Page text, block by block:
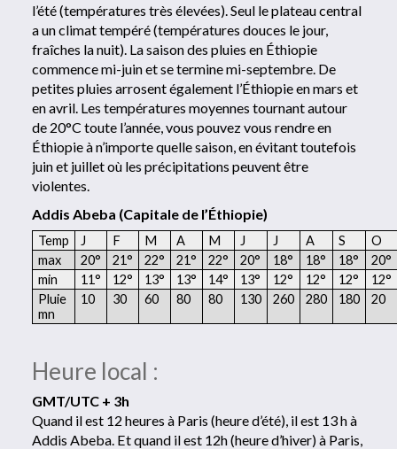
l’été (températures très élevées). Seul le plateau central
a un climat tempéré (températures douces le jour,
fraîches la nuit). La saison des pluies en Éthiopie
commence mi-juin et se termine mi-septembre. De
petites pluies arrosent également l’Éthiopie en mars et
en avril. Les températures moyennes tournant autour
de 20°C toute l’année, vous pouvez vous rendre en
Éthiopie à n’importe quelle saison, en évitant toutefois
juin et juillet où les précipitations peuvent être
violentes.
Addis Abeba (Capitale de l’Éthiopie)
Temp J F M A M J J A S
O
max
20° 21° 22° 21° 22° 20° 18° 18° 18°
20°
min
11° 12° 13° 13° 14° 13° 12° 12° 12°
12°
Pluie
mn
10 30 60 80 80 130 260 280 180 20
Heure local :
GMT/UTC + 3h
Quand il est 12 heures à Paris (heure d’été), il est 13 h à
Addis Abeba. Et quand il est 12h (heure d’hiver) à Paris,